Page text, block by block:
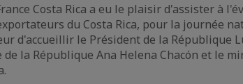
Costa Rica a eu le plaisir d'assister à
du Costa Rica, pour la journée
d'accueillir le Président de la République
la République Ana Helena Chacón et le